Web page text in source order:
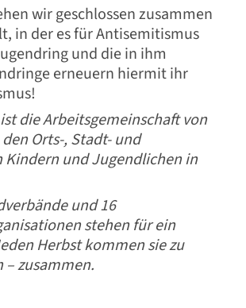
wir geschlossen zusammen
in der es für Antisemitismus
und die in ihm
erneuern hiermit ihr
die Arbeitsgemeinschaft von
Orts-, Stadt- und
und Jugendlichen in
und 16
stehen für ein
Herbst kommen sie zu
zusammen.